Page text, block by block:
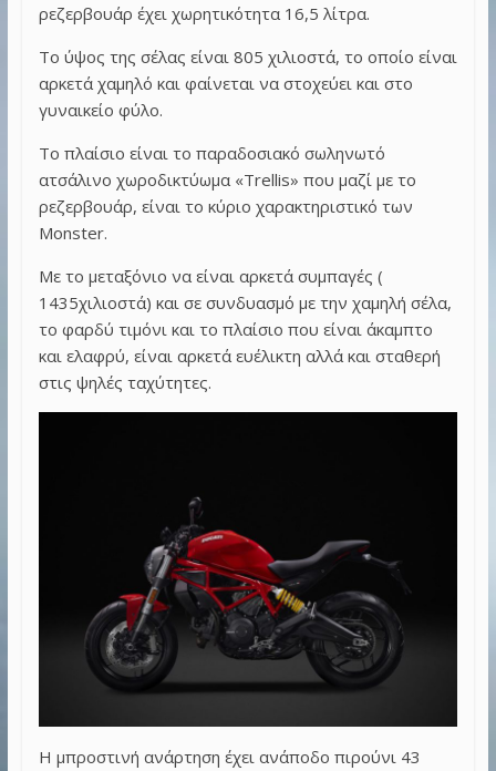
ρεζερβουάρ έχει χωρητικότητα 16,5 λίτρα.
Το ύψος της σέλας είναι 805 χιλιοστά, το οποίο είναι
αρκετά χαμηλό και φαίνεται να στοχεύει και στο
γυναικείο φύλο.
Το πλαίσιο είναι το παραδοσιακό σωληνωτό
ατσάλινο χωροδικτύωμα «Trellis» που μαζί με το
ρεζερβουάρ, είναι το κύριο χαρακτηριστικό των
Monster.
Με το μεταξόνιο να είναι αρκετά συμπαγές (
1435χιλιοστά) και σε συνδυασμό με την χαμηλή σέλα,
το φαρδύ τιμόνι και το πλαίσιο που είναι άκαμπτο
και ελαφρύ, είναι αρκετά ευέλικτη αλλά και σταθερή
στις ψηλές ταχύτητες.
Η μπροστινή ανάρτηση έχει ανάποδο πιρούνι 43